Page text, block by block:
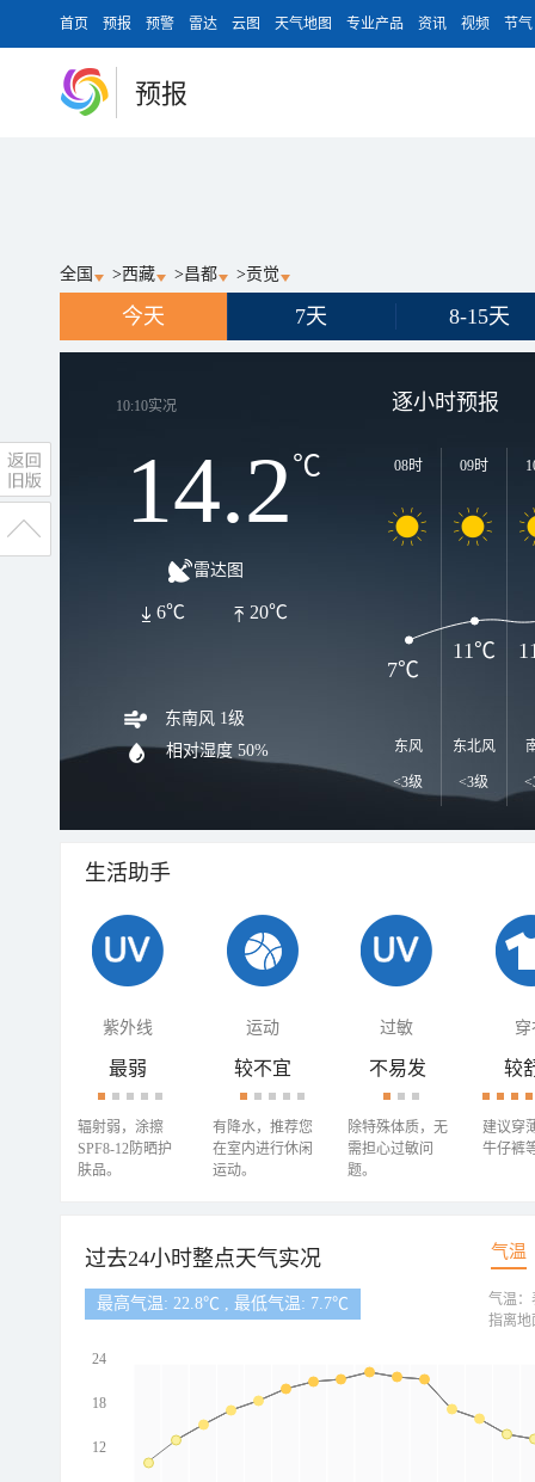
首页 预报 预警 雷达 云图 天气地图 专业产品 资讯 视频 节气
预报
全国 >西藏 >昌都 >贡觉
今天 7天 8-15天
10:10实况
14.2℃
雷达图
20℃
6℃
东南风 1级
相对湿度 50%
逐小时预报
08时
东风
<3级
09时
东北风
<3级
7℃
11℃
生活助手
紫外线 运动 过敏 穿
最弱
辐射弱，涂擦
SPF8-12防晒护
肤品。
较不宜
有降水，推荐您
在室内进行休闲
运动。
不易发
除特殊体质，无
需担心过敏问
题。
较
建议穿
牛仔裤
过去24小时整点天气实况 气温
最高气温: 22.8℃ , 最低气温: 7.7℃
24
18
12
气温：
指离地